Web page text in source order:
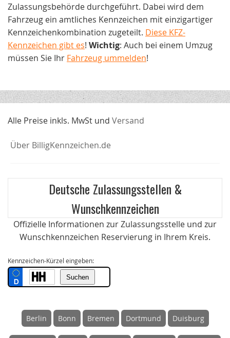
Zulassungsbehörde durchgeführt. Dabei wird dem
Fahrzeug ein amtliches Kennzeichen mit einzigartiger
Kennzeichenkombination zugeteilt. Diese KFZ-
Kennzeichen gibt es! Wichtig: Auch bei einem Umzug
müssen Sie Ihr Fahrzeug ummelden!
Alle Preise inkls. MwSt und Versand
Über BilligKennzeichen.de
Deutsche Zulassungsstellen &
Wunschkennzeichen
Offizielle Informationen zur Zulassungsstelle und zur
Wunschkennzeichen Reservierung in Ihrem Kreis.
Kennzeichen-Kürzel eingeben:
Berlin Bonn Bremen Dortmund Duisburg